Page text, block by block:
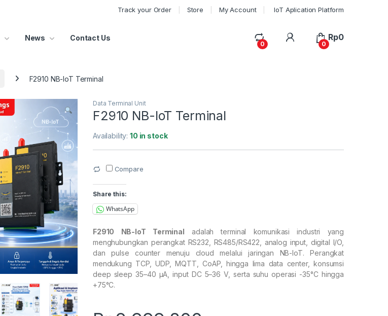
Track your Order Store My Account IoT Aplication Platform
News Contact Us
0
My Account
0
Rp0
F2910 NB-IoT Terminal
Data Terminal Unit
F2910 NB-IoT Terminal
Availability:10 in stock
Compare
Share this:
WhatsApp
F2910 NB-IoT Terminal adalah terminal komunikasi industri yang
menghubungkan perangkat RS232, RS485/RS422, analog input, digital I/O,
dan pulse counter menuju cloud melalui jaringan NB-IoT. Perangkat
mendukung TCP, UDP, MQTT, CoAP, hingga lima data center, konsumsi
deep sleep 35–40 µA, input DC 5–36 V, serta suhu operasi -35°C hingga
+75°C.